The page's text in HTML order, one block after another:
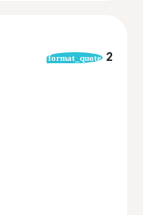
format_quote 2